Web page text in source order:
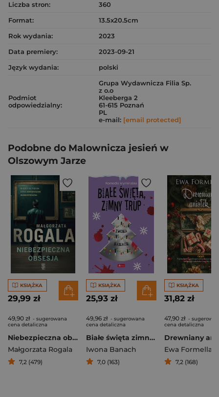
Liczba stron:
360
Format:
13.5x20.5cm
Rok wydania:
2023
Data premiery:
2023-09-21
Język wydania:
polski
Podmiot
odpowiedzialny:
Grupa Wydawnicza Filia Sp.
z o.o
Kleeberga 2
61-615 Poznań
PL
e-mail: [email protected]
Podobne do Malownicza jesień w
Olszowym Jarze
KSIĄŻKA
29,99 zł
49,90 zł - sugerowana
cena detaliczna
Niebezpieczna obsesja
Małgorzata Rogala
7,2 (479)
KSIĄŻKA
25,93 zł
49,96 zł - sugerowana
cena detaliczna
Białe święta zimny trup
Iwona Banach
7,0 (163)
KSIĄŻKA
31,82 zł
47,90 zł -
cena detaliczna
Drewniany
Ewa Formella
7,2 (168)